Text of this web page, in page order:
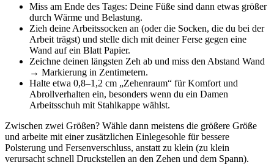
Miss am Ende des Tages: Deine Füße sind dann etwas größer
durch Wärme und Belastung.
Zieh deine Arbeitssocken an (oder die Socken, die du bei der
Arbeit trägst) und stelle dich mit deiner Ferse gegen eine
Wand auf ein Blatt Papier.
Zeichne deinen längsten Zeh ab und miss den Abstand Wand
→ Markierung in Zentimetern.
Halte etwa 0,8–1,2 cm „Zehenraum“ für Komfort und
Abrollverhalten ein, besonders wenn du ein Damen
Arbeitsschuh mit Stahlkappe wählst.
Zwischen zwei Größen? Wähle dann meistens die größere Größe
und arbeite mit einer zusätzlichen Einlegesohle für bessere
Polsterung und Fersenverschluss, anstatt zu klein (zu klein
verursacht schnell Druckstellen an den Zehen und dem Spann).